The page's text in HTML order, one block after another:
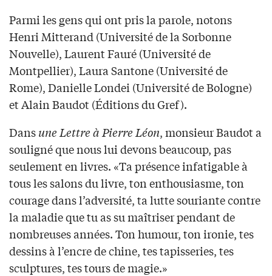
Parmi les gens qui ont pris la parole, notons
Henri Mitterand (Université de la Sorbonne
Nouvelle), Laurent Fauré (Université de
Montpellier), Laura Santone (Université de
Rome), Danielle Londei (Université de Bologne)
et Alain Baudot (Éditions du Gref).
Dansune Lettre à Pierre Léon, monsieur Baudot a
souligné que nous lui devons beaucoup, pas
seulement en livres. «Ta présence infatigable à
tous les salons du livre, ton enthousiasme, ton
courage dans l’adversité, ta lutte souriante contre
la maladie que tu as su maîtriser pendant de
nombreuses années. Ton humour, ton ironie, tes
dessins à l’encre de chine, tes tapisseries, tes
sculptures, tes tours de magie.»